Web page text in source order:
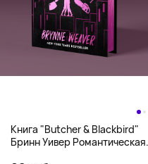
Книга "Butcher & Blackbird"
Бринн Уивер Романтическая